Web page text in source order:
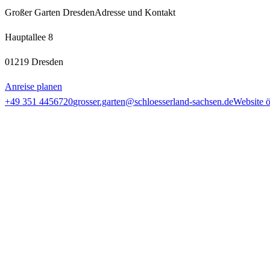
Großer Garten DresdenAdresse und Kontakt
Hauptallee 8
01219 Dresden
Anreise planen
+49 351 4456720grosser.garten@schloesserland-sachsen.deWebsite